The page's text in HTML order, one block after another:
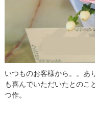
いつものお客様から。。
も喜んでいただいたと
つ作。